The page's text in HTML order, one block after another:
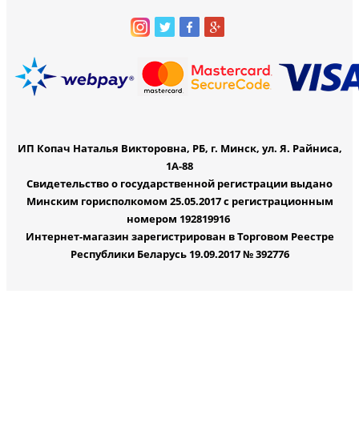
ИП Копач Наталья Викторовна, РБ, г. Минск, ул. Я. Райниса,
1А-88
Свидетельство о государственной регистрации выдано
Минским горисполкомом 25.05.2017 с регистрационным
номером 192819916
Интернет-магазин зарегистрирован в Торговом Реестре
Республики Беларусь 19.09.2017 № 392776